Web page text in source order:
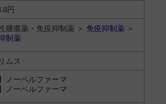
円
腫瘍薬・免疫抑制薬 ＞ 免疫抑制薬 ＞
制薬
ムス
ノーベルファーマ
ノーベルファーマ